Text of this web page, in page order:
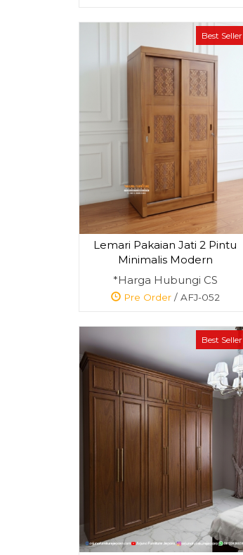
Best Seller
Lemari Pakaian Jati 2 Pintu
Minimalis Modern
*Harga Hubungi CS
Pre Order/ AFJ-052
Best Seller